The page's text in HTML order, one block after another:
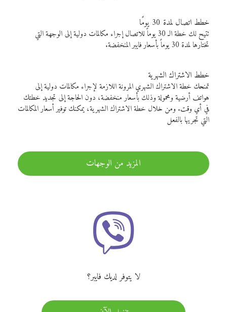
خطط اتصال لمدة 30 يومًا
تتيح لك خطة الـ 30 يوماً للاتصال إجراء مكالمات دولية إلى الوجهة التي
تختارها لمدة 30 يوماً بأسعار فايبر المنخفضة.
خطط الاشتراك الشهرية
تمنحك خطة الاشتراك الشهري المرونة اللازمة لإجراء مكالمات دولية إلى
هواتف أرضية ومحمولة وذلك بأسعار منخفضة، دون الحاجة إلى تجديد خطتك
في أي وقت. ومن خلال خطة الاشتراك الشهرية، يمكنك توفير أسعار المكالمات
التي تجريها بالفعل
المزيد من الوجهات
لا يتوفر لديك فايبر؟